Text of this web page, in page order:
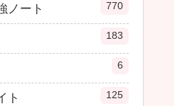
ノート 770
183
6
ト 125